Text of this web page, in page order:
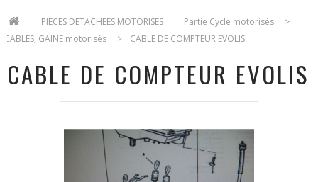
PIECES DETACHEES MOTORISES Partie Cycle motorisés
>
CABLES, GAINE motorisés
> CABLE DE COMPTEUR EVOLIS
CABLE DE COMPTEUR EVOLIS